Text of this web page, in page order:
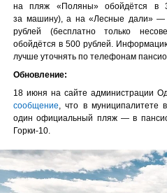
на пляж «Поляны» обойдётся в
за машину), а на «Лесные дали» —
рублей (бесплатно только
обойдётся в 500 рублей.
лучше уточнять по телефонам
Обновление:
18 июня на сайте администрации
сообщение , что в муниципалитете
один официальный пляж — в
Горки-10.